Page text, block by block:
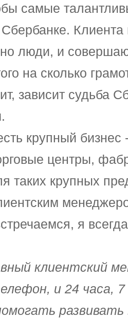
самые
Клиента
люди, и
на сколько
зависит судьба
крупный бизнес
центры,
таких крупных
я
клиентский
и 24 часа, 7